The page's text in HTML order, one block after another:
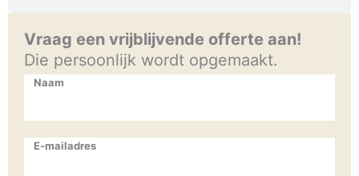
Vraag een vrijblijvende offerte aan!
Die persoonlijk wordt opgemaakt.
Naam
E-mailadres